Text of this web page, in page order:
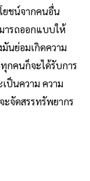
ยชน์จากคนอื่น
ารถออกแบบให้
นย่อมเกิดความ
กคนก็จะได้รับการ
ป็นความ ความ
จัดสรรทรัพยากร